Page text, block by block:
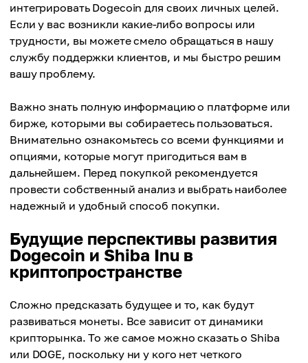
интегрировать Dogecoin для своих личных целей.
Если у вас возникли какие-либо вопросы или
трудности, вы можете смело обращаться в нашу
службу поддержки клиентов, и мы быстро решим
вашу проблему.
Важно знать полную информацию о платформе или
бирже, которыми вы собираетесь пользоваться.
Внимательно ознакомьтесь со всеми функциями и
опциями, которые могут пригодиться вам в
дальнейшем. Перед покупкой рекомендуется
провести собственный анализ и выбрать наиболее
надежный и удобный способ покупки.
Будущие перспективы развития
Dogecoin и Shiba Inu в
криптопространстве
Сложно предсказать будущее и то, как будут
развиваться монеты. Все зависит от динамики
крипторынка. То же самое можно сказать о Shiba
или DOGE, поскольку ни у кого нет четкого